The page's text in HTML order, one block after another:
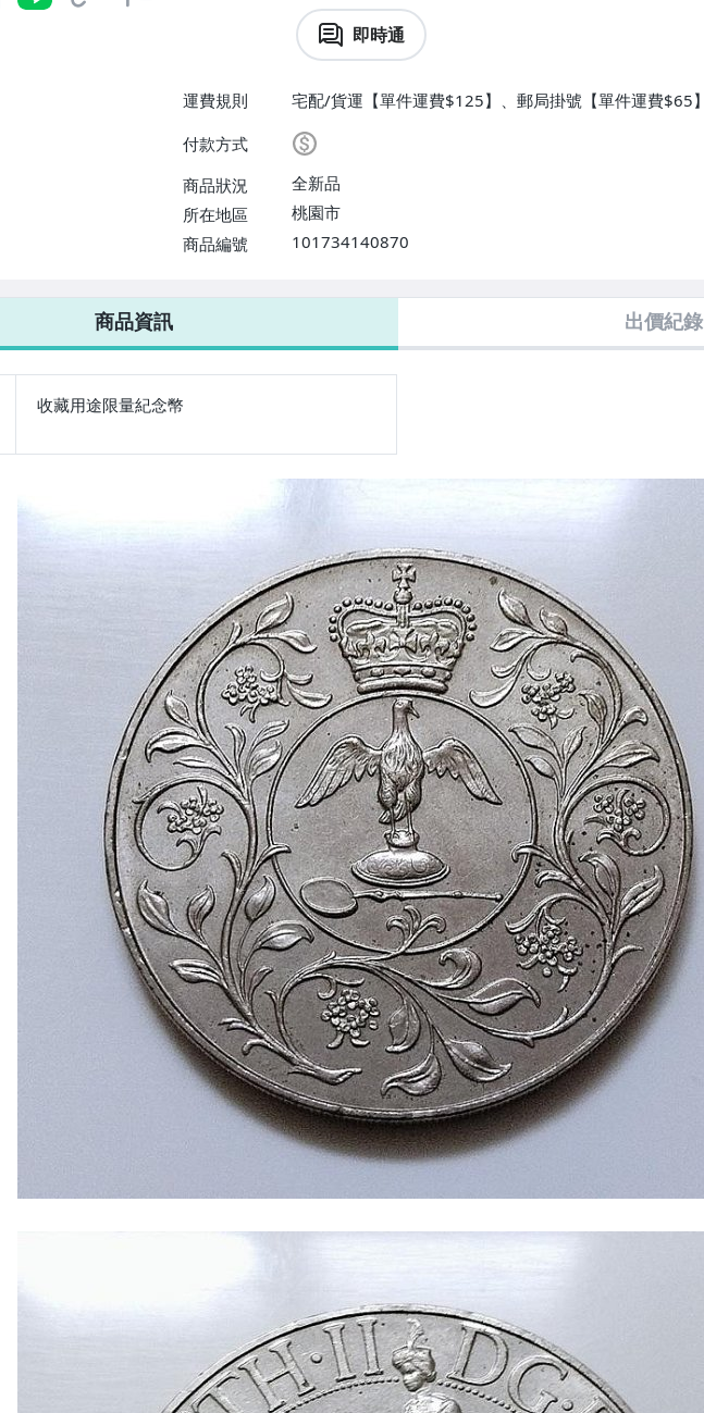
即時通
運費規則
宅配/貨運【單件運費$125】、郵局掛號【單件運費$65】
付款方式
商品狀況
全新品
所在地區
桃園市
商品編號
101734140870
商品資訊 出價紀錄
收藏用途限量紀念幣